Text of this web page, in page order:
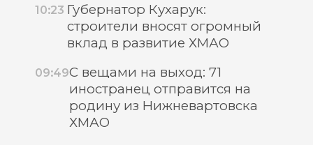
10:23 Губернатор Кухарук:
строители вносят огромный
вклад в развитие ХМАО
09:49С вещами на выход: 71
иностранец отправится на
родину из Нижневартовска
ХМАО